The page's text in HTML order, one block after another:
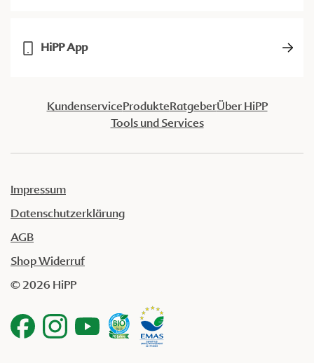
HiPP App
KundenserviceProdukteRatgeberÜber HiPP
Tools und Services
Impressum
Datenschutzerklärung
AGB
Shop Widerruf
© 2026 HiPP